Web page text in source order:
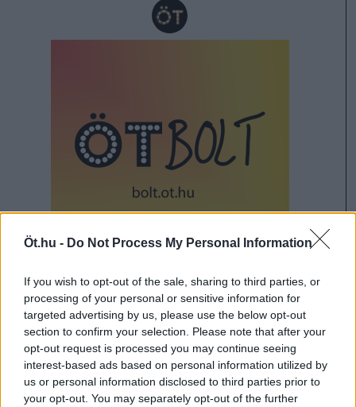
Öt.hu - Do Not Process My Personal Information
If you wish to opt-out of the sale, sharing to third parties, or
processing of your personal or sensitive information for
targeted advertising by us, please use the below opt-out
section to confirm your selection. Please note that after your
opt-out request is processed you may continue seeing
interest-based ads based on personal information utilized by
us or personal information disclosed to third parties prior to
your opt-out. You may separately opt-out of the further
#CEGLÉDI ZOLTÁN
#KONOK PÉTER
#SCHIFFER ANDRÁS
#BALOGH GÁBOR
#NEFELEJCS GERGŐ
#SZARKA KÁROLY